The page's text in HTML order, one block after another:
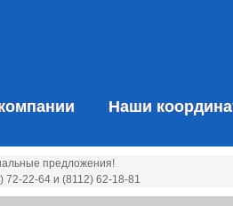
Наши
предложения!
72-22-64 и (8112) 62-18-81